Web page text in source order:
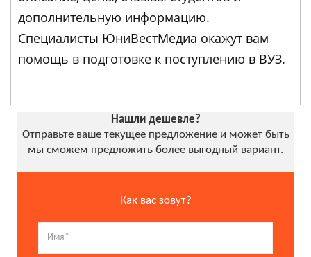
дополнительную информацию.
Специалисты ЮниВестМедиа окажут вам
помощь в подготовке к поступлению в ВУЗ.
Нашли дешевле?
Отправьте ваше текущее предложение и может быть
мы сможем предложить более выгодный вариант.
Как вас зовут?